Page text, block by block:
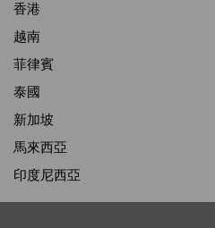
香港
越南
菲律賓
泰國
新加坡
馬來西亞
印度尼西亞